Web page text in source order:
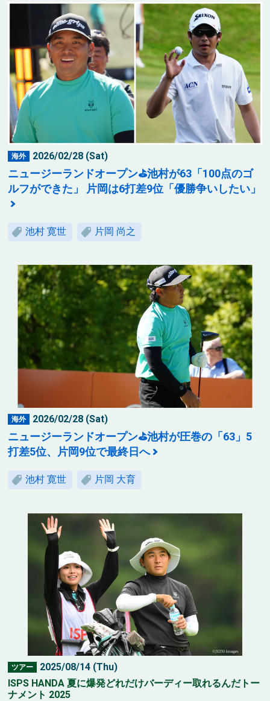
海外 2026/02/28 (Sat)
ニュージーランドオープン⛳池村が63「100点のゴ
ルフができた」 片岡は6打差9位「優勝争いしたい」
池村 寛世 片岡 尚之
海外 2026/02/28 (Sat)
ニュージーランドオープン⛳池村が圧巻の「63」5
打差5位、片岡9位で最終日へ
池村 寛世 片岡 大育
ツアー
2025/08/14 (Thu)
ISPS HANDA 夏に爆発どれだけバーディー取れるんだトー
ナメント 2025